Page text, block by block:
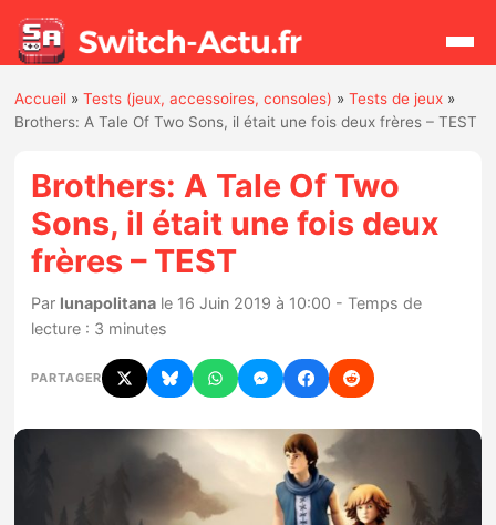
Rechercher
Actualités
Jeux
Hardware
Mises à jour
Chiffres de ventes
Accueil »Tests (jeux, accessoires, consoles) »Tests de jeux »
Brothers: A Tale Of Two Sons, il était une fois deux frères – TEST
Brothers: A Tale Of Two
Sons, il était une fois deux
frères – TEST
Par lunapolitana le 16 Juin 2019 à 10:00 - Temps de
lecture : 3 minutes
PARTAGER